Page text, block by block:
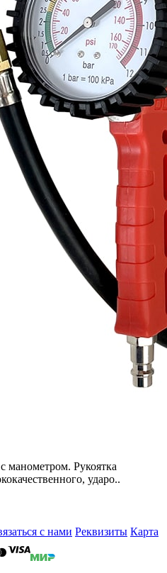
манометром. Рукоятка
ударо..
с нами Реквизиты Карта